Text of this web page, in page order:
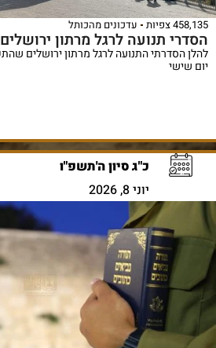
458,135 צפיות עדכונים מהכותל
הסדרי תנועה לרגל מרתון ירושלים
יום שישי
כ"ג סיון ה'תשפ"ו
יוני 8, 2026